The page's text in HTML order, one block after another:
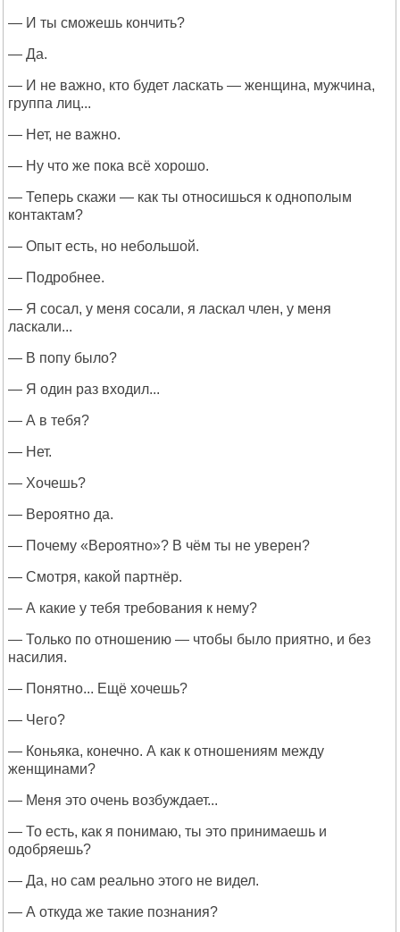
— И ты сможешь кончить?
— Да.
— И не важно, кто будет ласкать — женщина, мужчина,
группа лиц...
— Нет, не важно.
— Ну что же пока всё хорошо.
— Теперь скажи — как ты относишься к однополым
контактам?
— Опыт есть, но небольшой.
— Подробнее.
— Я сосал, у меня сосали, я ласкал член, у меня
ласкали...
— В попу было?
— Я один раз входил...
— А в тебя?
— Нет.
— Хочешь?
— Вероятно да.
— Почему «Вероятно»? В чём ты не уверен?
— Смотря, какой партнёр.
— А какие у тебя требования к нему?
— Только по отношению — чтобы было приятно, и без
насилия.
— Понятно... Ещё хочешь?
— Чего?
— Коньяка, конечно. А как к отношениям между
женщинами?
— Меня это очень возбуждает...
— То есть, как я понимаю, ты это принимаешь и
одобряешь?
— Да, но сам реально этого не видел.
— А откуда же такие познания?